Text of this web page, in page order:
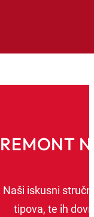
REMONT
Naši iskusni
tipova, te ih